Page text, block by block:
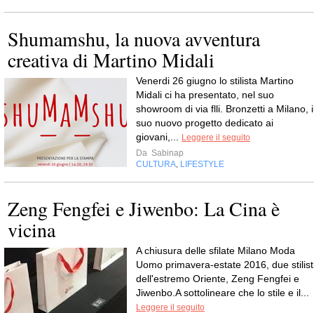
Shumamshu, la nuova avventura
creativa di Martino Midali
Venerdi 26 giugno lo stilista Martino
Midali ci ha presentato, nel suo
showroom di via flli. Bronzetti a Milano,
suo nuovo progetto dedicato ai
giovani,...
Leggere il seguito
Da Sabinap
CULTURA LIFESTYLE
Zeng Fengfei e Jiwenbo: La Cina è
vicina
A chiusura delle sfilate Milano Moda
Uomo primavera-estate 2016, due
dell'estremo Oriente, Zeng Fengfei e
Jiwenbo.A sottolineare che lo stile e il...
Leggere il seguito